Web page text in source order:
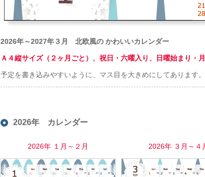
2026年～2027年３月 北欧風の かわいいカレンダー
Ａ４縦サイズ（２ヶ月ごと）、祝日・六曜入り、日曜始まり・月
予定を書き込みやすいように、マス目を大きめにしてあります。
2026年 カレンダー
2026年 １月～２月 2026年 ３月～４